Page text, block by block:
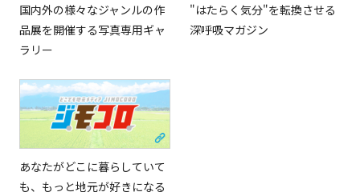
国内外の様々なジャンルの作
品展を開催する写真専用ギャ
ラリー
"はたらく気分"を転換させる
深呼吸マガジン
あなたがどこに暮らしていて
も、もっと地元が好きになる